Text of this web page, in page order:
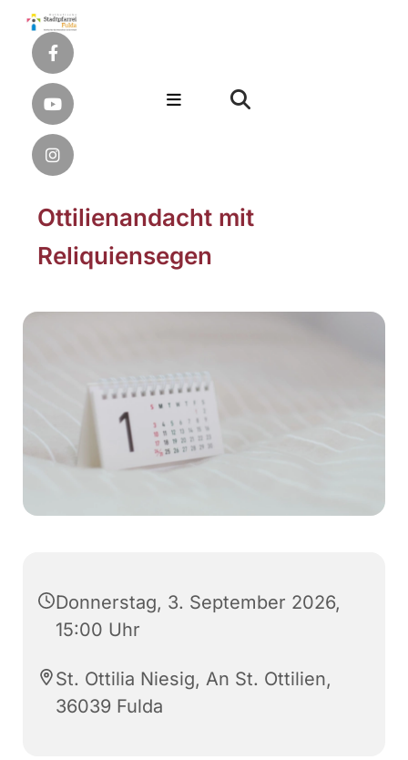
Ottilienandacht mit
Reliquiensegen
Donnerstag, 3. September 2026,
15:00 Uhr
St. Ottilia Niesig, An St. Ottilien,
36039 Fulda